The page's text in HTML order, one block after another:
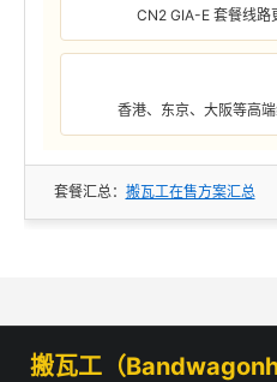
CN2 GIA-E 套餐线路
香港、东京、大阪等高
套餐汇总： 搬瓦工在售方案汇总
搬瓦工（